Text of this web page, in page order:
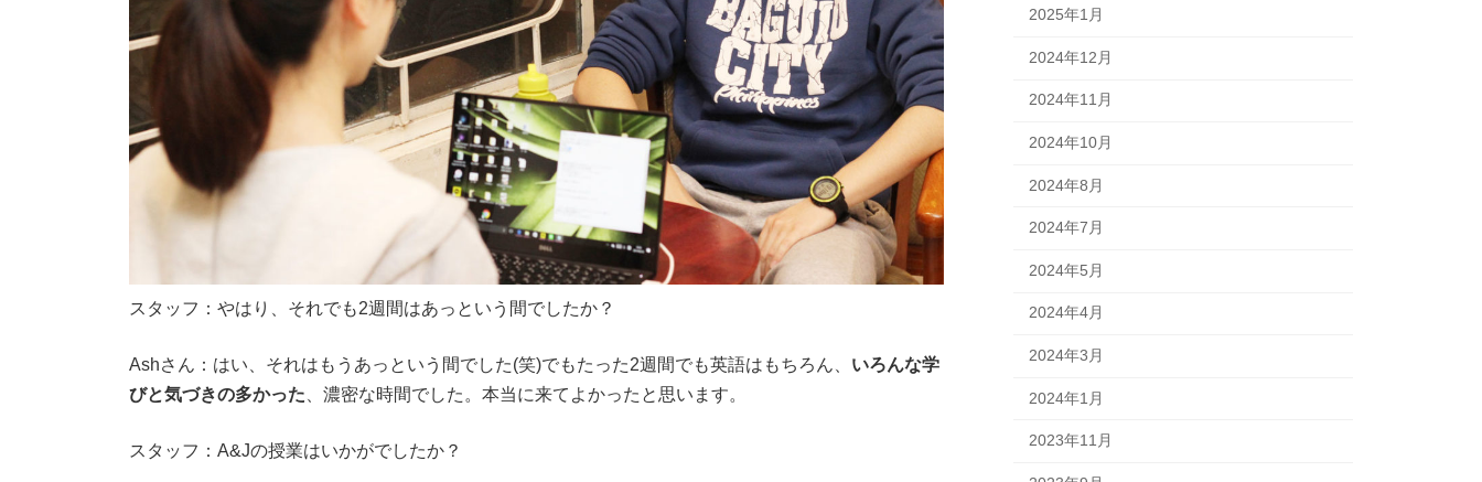
スタッフ：やはり、それでも2週間はあっという間でしたか？
Ashさん：はい、それはもうあっという間でした(笑)でもたった2週間でも英語はもちろん、 いろんな学
びと気づきの多かった、濃密な時間でした。本当に来てよかったと思います。
スタッフ：A&Jの授業はいかがでしたか？
2025年1月
2024年12月
2024年11月
2024年10月
2024年8月
2024年7月
2024年5月
2024年4月
2024年3月
2024年1月
2023年11月